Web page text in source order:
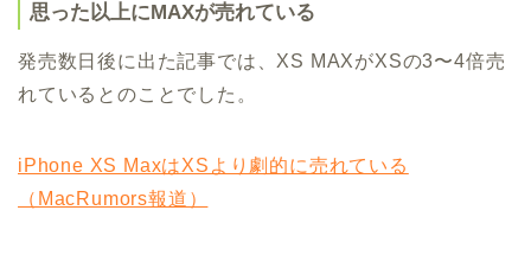
思った以上にMAXが売れている
発売数日後に出た記事では、XS MAXがXSの3〜4倍売
れているとのことでした。
iPhone XS MaxはXSより劇的に売れている
（MacRumors報道）